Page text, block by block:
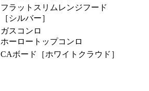
フラットスリムレンジフード
［シルバー］
ガスコンロ
ホーロートップコンロ
CAボード［ホワイトクラウド］